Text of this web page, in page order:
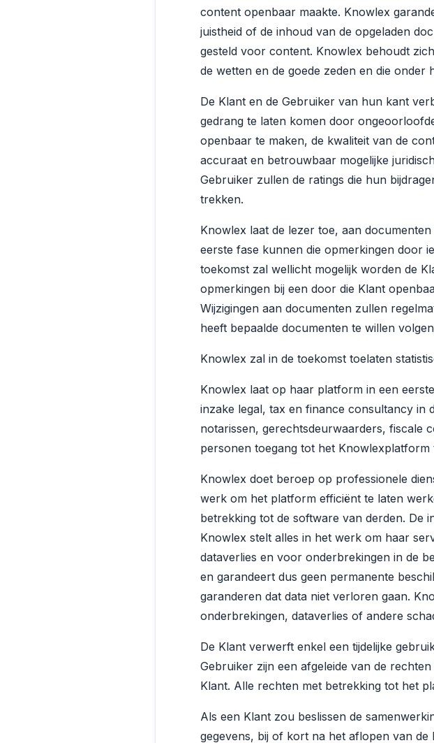
content openbaar maakte. Knowlex
juistheid of de inhoud van de opgeladen
gesteld voor content. Knowlex behoudt
de wetten en de goede zeden en die
De Klant en de Gebruiker van hun kant
gedrang te laten komen door
openbaar te maken, de kwaliteit van de
accuraat en betrouwbaar mogelijke
Gebruiker zullen de ratings die hun
trekken.
Knowlex laat de lezer toe, aan
eerste fase kunnen die opmerkingen door
toekomst zal wellicht mogelijk worden de
opmerkingen bij een door die Klant
Wijzigingen aan documenten zullen
heeft bepaalde documenten te willen
Knowlex zal in de toekomst toelaten
Knowlex laat op haar platform in een
inzake legal, tax en finance consultancy in
notarissen, gerechtsdeurwaarders, fiscale
personen toegang tot het Knowlexplatform
Knowlex doet beroep op professionele
werk om het platform efficiënt te laten
betrekking tot de software van derden. De
Knowlex stelt alles in het werk om haar
dataverlies en voor onderbrekingen in de
en garandeert dus geen permanente
garanderen dat data niet verloren gaan.
onderbrekingen, dataverlies of andere
De Klant verwerft enkel een tijdelijke
Gebruiker zijn een afgeleide van de
Klant. Alle rechten met betrekking tot het
Als een Klant zou beslissen de
gegevens, bij of kort na het aflopen van